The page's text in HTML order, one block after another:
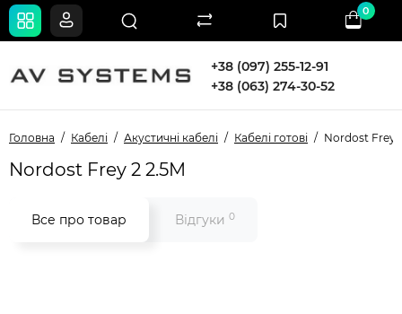
+38 (097) 255-12-91
+38 (063) 274-30-52
0
Головна Кабелі Акустичні кабелі Кабелі готові Nordost Frey
Nordost Frey 2 2.5M
Все про товар Відгуки 0